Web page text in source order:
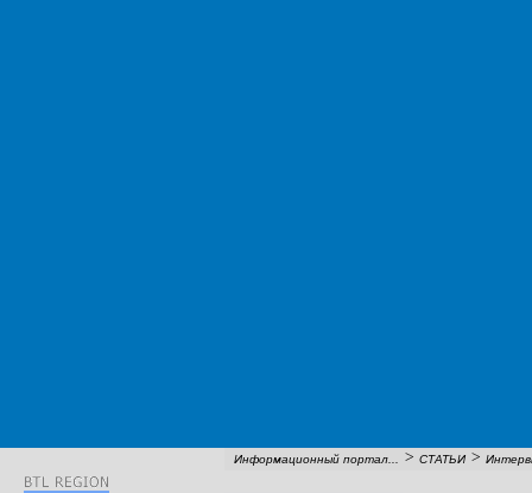
Информационный портал... > СТАТЬИ >